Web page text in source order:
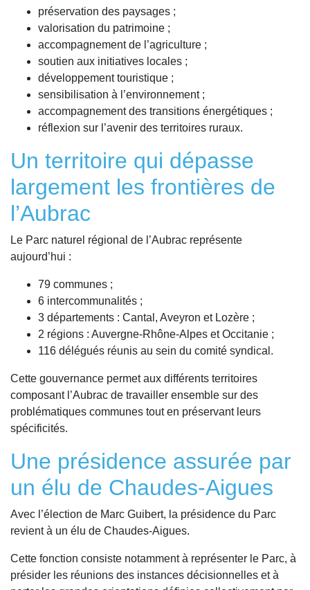
préservation des paysages ;
valorisation du patrimoine ;
accompagnement de l’agriculture ;
soutien aux initiatives locales ;
développement touristique ;
sensibilisation à l’environnement ;
accompagnement des transitions énergétiques ;
réflexion sur l’avenir des territoires ruraux.
Un territoire qui dépasse
largement les frontières de
l’Aubrac
Le Parc naturel régional de l’Aubrac représente
aujourd’hui :
79 communes ;
6 intercommunalités ;
3 départements : Cantal, Aveyron et Lozère ;
2 régions : Auvergne-Rhône-Alpes et Occitanie ;
116 délégués réunis au sein du comité syndical.
Cette gouvernance permet aux différents territoires
composant l’Aubrac de travailler ensemble sur des
problématiques communes tout en préservant leurs
spécificités.
Une présidence assurée par
un élu de Chaudes-Aigues
Avec l’élection de Marc Guibert, la présidence du Parc
revient à un élu de Chaudes-Aigues.
Cette fonction consiste notamment à représenter le Parc, à
présider les réunions des instances décisionnelles et à